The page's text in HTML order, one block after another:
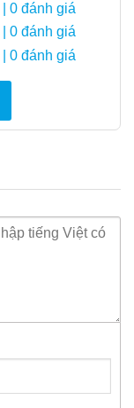
| 0 đánh giá
| 0 đánh giá
| 0 đánh giá